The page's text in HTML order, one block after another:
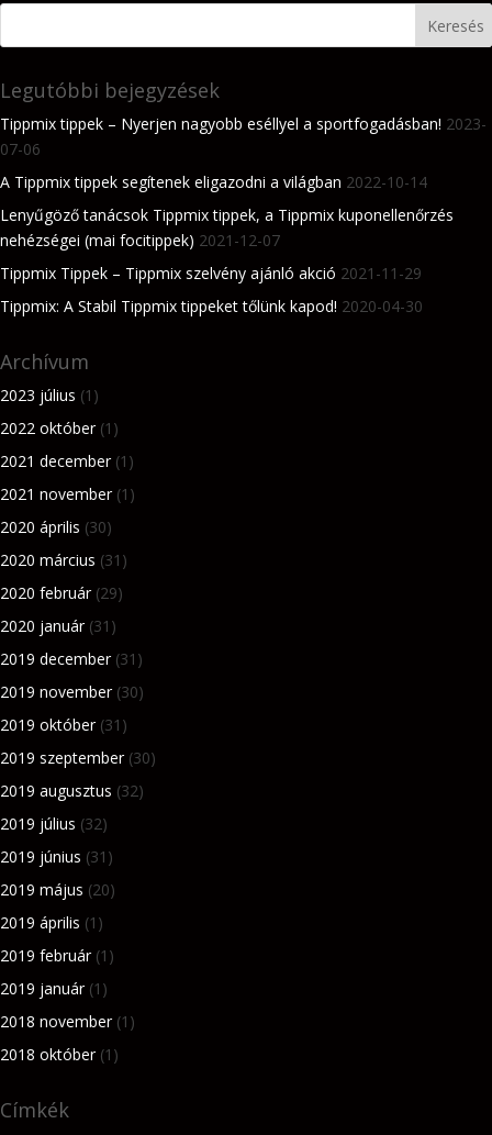
Legutóbbi bejegyzések
Tippmix tippek – Nyerjen nagyobb eséllyel a sportfogadásban! 2023-
07-06
A Tippmix tippek segítenek eligazodni a világban 2022-10-14
Lenyűgöző tanácsok Tippmix tippek, a Tippmix kuponellenőrzés
nehézségei (mai focitippek) 2021-12-07
Tippmix Tippek – Tippmix szelvény ajánló akció 2021-11-29
Tippmix: A Stabil Tippmix tippeket tőlünk kapod! 2020-04-30
Archívum
2023 július (1)
2022 október(1)
2021 december(1)
2021 november(1)
2020 április (30)
2020 március (31)
2020 február(29)
2020 január(31)
2019 december(31)
2019 november(30)
2019 október(31)
2019 szeptember(30)
2019 augusztus (32)
2019 július (32)
2019 június (31)
2019 május (20)
2019 április (1)
2019 február(1)
2019 január(1)
2018 november(1)
2018 október(1)
Címkék